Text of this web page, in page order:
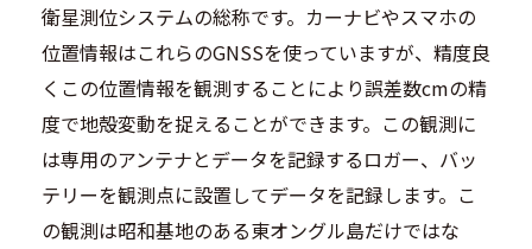
衛星測位システムの総称です。カーナビやスマホの
位置情報はこれらのGNSSを使っていますが、精度良
くこの位置情報を観測することにより誤差数cmの精
度で地殻変動を捉えることができます。この観測に
は専用のアンテナとデータを記録するロガー、バッ
テリーを観測点に設置してデータを記録します。こ
の観測は昭和基地のある東オングル島だけではな